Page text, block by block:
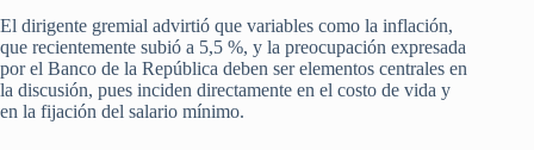
El dirigente gremial advirtió que variables como la inflación,
que recientemente subió a 5,5 %, y la preocupación expresada
por el Banco de la República deben ser elementos centrales en
la discusión, pues inciden directamente en el costo de vida y
en la fijación del salario mínimo.